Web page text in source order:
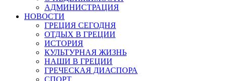
АДМИНИСТРАЦИЯ
НОВОСТИ
ГРЕЦИЯ СЕГОДНЯ
ОТДЫХ В ГРЕЦИИ
ИСТОРИЯ
КУЛЬТУРНАЯ ЖИЗНЬ
НАШИ В ГРЕЦИИ
ГРЕЧЕСКАЯ ДИАСПОРА
СПОРТ